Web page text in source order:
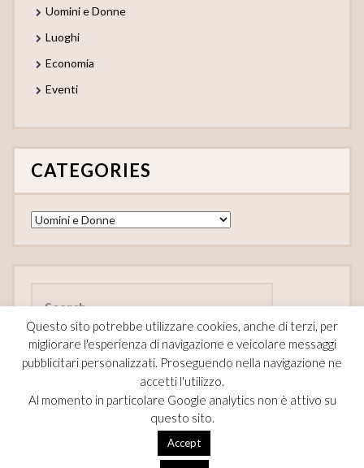
Uomini e Donne
Luoghi
Economia
Eventi
CATEGORIES
Categories
Questo sito potrebbe utilizzare cookies, anche di terzi, per
migliorare l'esperienza di navigazione e veicolare messaggi
pubblicitari personalizzati. Proseguendo nella navigazione ne
accetti l'utilizzo.
Al momento in particolare Google analytics non è attivo su
questo sito.
Accept